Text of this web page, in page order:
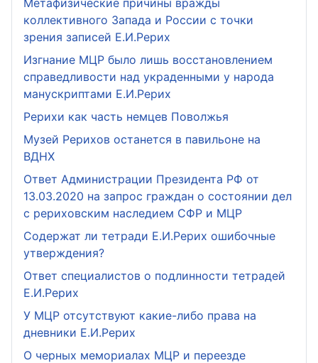
Метафизические причины вражды
коллективного Запада и России с точки
зрения записей Е.И.Рерих
Изгнание МЦР было лишь восстановлением
справедливости над украденными у народа
манускриптами Е.И.Рерих
Рерихи как часть немцев Поволжья
Музей Рерихов останется в павильоне на
ВДНХ
Ответ Администрации Президента РФ от
13.03.2020 на запрос граждан о состоянии дел
с рериховским наследием СФР и МЦР
Содержат ли тетради Е.И.Рерих ошибочные
утверждения?
Ответ специалистов о подлинности тетрадей
Е.И.Рерих
У МЦР отсутствуют какие-либо права на
дневники Е.И.Рерих
О черных мемориалах МЦР и переезде